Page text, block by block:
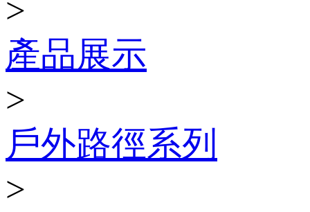
>
產品展示
>
戶外路徑系列
>